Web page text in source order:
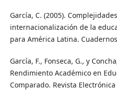
García, C. (2005).
internacionalización de la
para América Latina.
García, F., Fonseca, G., y
Rendimiento Académico en
Comparado. Revista